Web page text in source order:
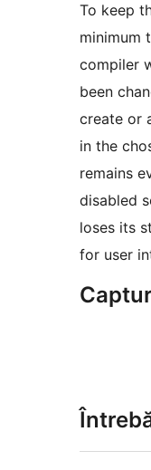
To keep
minimum
compiler
been
create or
in the
remains
disabled
loses its
for user